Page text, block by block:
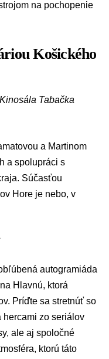
na pochopenie
Košického
Tabačka
a Martinom
a spolupráci s
Súčasťou
Hore je nebo, v
autogramiáda
Hlavnú, ktorá
Príďte sa stretnúť so
zo seriálov
ale aj spoločné
ktorú táto